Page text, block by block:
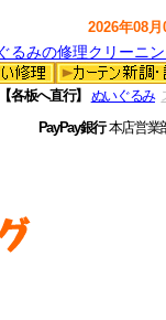
2026年08
【各板へ直行】 ぬいぐるみ
PayPay銀行本店営